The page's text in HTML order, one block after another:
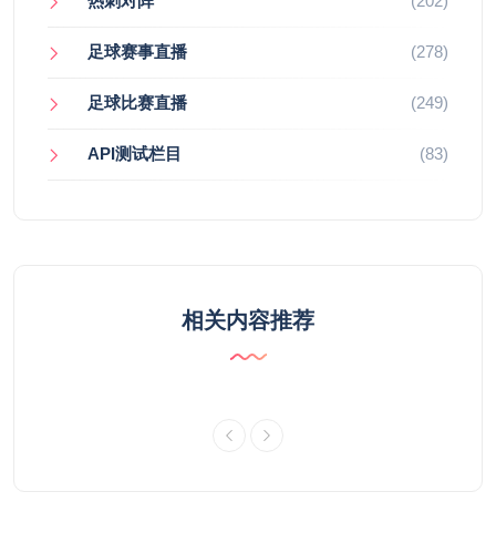
足球赛事直播 (278)
足球比赛直播 (249)
API测试栏目 (83)
相关内容推荐